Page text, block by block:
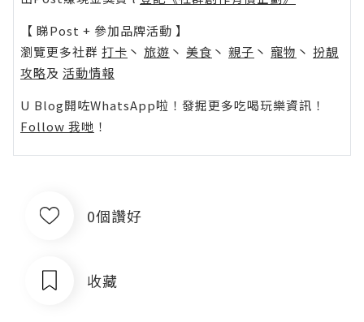
【 睇Post + 參加品牌活動 】
瀏覽更多社群 打卡 丶 旅遊 丶 美食 丶 親子 丶 寵物 丶 扮靚
攻略及 活動情報
U Blog開咗WhatsApp啦！發掘更多吃喝玩樂資訊！
Follow 我哋 ！
0個讚好
收藏